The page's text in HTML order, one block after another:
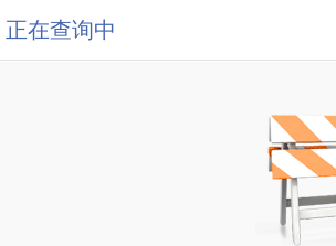
正在查询中